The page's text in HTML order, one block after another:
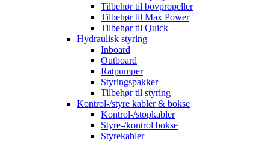
Tilbehør til bovpropeller
Tilbehør til Max Power
Tilbehør til Quick
Hydraulisk styring
Inboard
Outboard
Ratpumper
Styringspakker
Tilbehør til styring
Kontrol-/styre kabler & bokse
Kontrol-/stopkabler
Styre-/kontrol bokse
Styrekabler